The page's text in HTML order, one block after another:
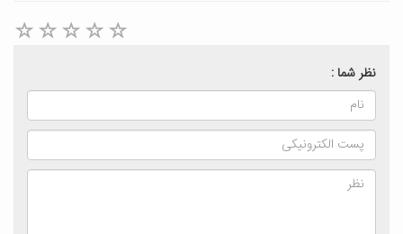
نظر شما :